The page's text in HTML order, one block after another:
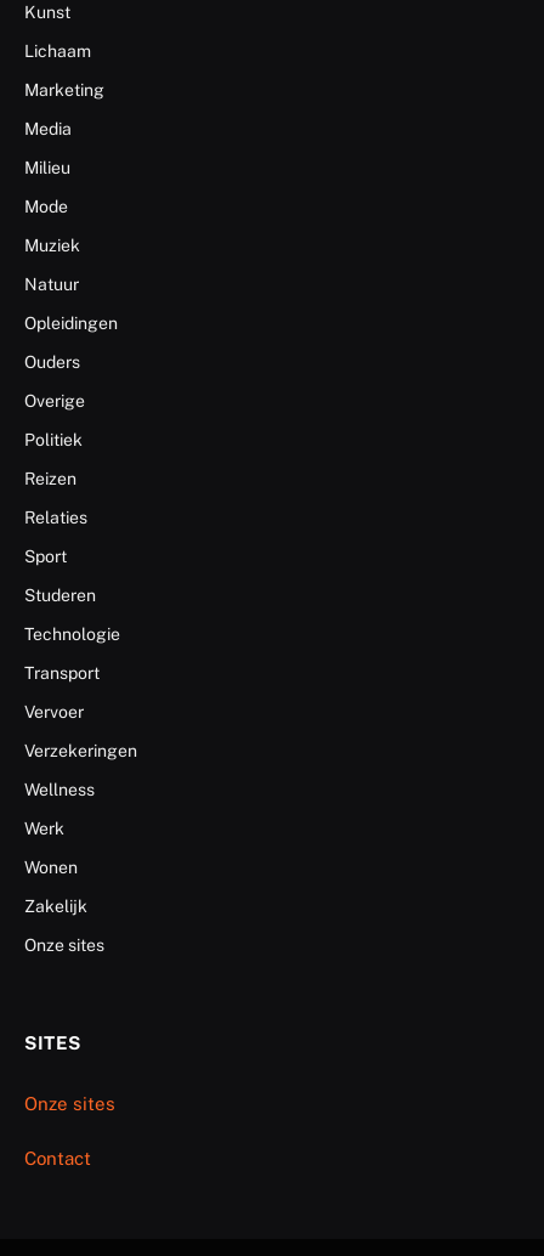
Kunst
Lichaam
Marketing
Media
Milieu
Mode
Muziek
Natuur
Opleidingen
Ouders
Overige
Politiek
Reizen
Relaties
Sport
Studeren
Technologie
Transport
Vervoer
Verzekeringen
Wellness
Werk
Wonen
Zakelijk
Onze sites
SITES
Onze sites
Contact